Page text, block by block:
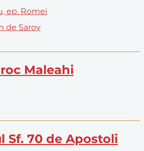
ep. Romei
de Sarov
Maleahi
Sf. 70 de Apostoli